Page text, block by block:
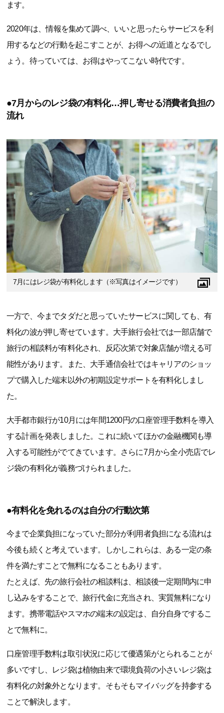
ます。
2020年は、情報を集めて調べ、いいと思ったらサービスを利
用するなどの行動を起こすことが、お得への近道となるでし
ょう。待っていては、お得はやってこない時代です。
●7月からのレジ袋の有料化…押し寄せる消費者負担の
流れ
7月にはレジ袋が有料化します（※写真はイメージです）
一方で、今までタダだと思っていたサービスに関しても、有
料化の波が押し寄せています。大手旅行会社では一部店舗で
旅行の相談料が有料化され、反応次第で対象店舗が増える可
能性があります。また、大手通信会社ではキャリアのショッ
プで購入した端末以外の初期設定サポートを有料化しまし
た。
大手都市銀行が10月には年間1200円の口座管理手数料を導入
する計画を発表しました。これに続いてほかの金融機関も導
入する可能性がでてきています。さらに7月から全小売店でレ
ジ袋の有料化が義務づけられました。
●有料化を免れるのは自分の行動次第
今まで企業負担になっていた部分が利用者負担になる流れは
今後も続くと考えています。しかしこれらは、ある一定の条
件を満たすことで無料になることもあります。
たとえば、先の旅行会社の相談料は、相談後一定期間内に申
し込みをすることで、旅行代金に充当され、実質無料になり
ます。携帯電話やスマホの端末の設定は、自分自身でするこ
とで無料に。
口座管理手数料は取引状況に応じて優遇策がとられることが
多いですし、レジ袋は植物由来で環境負荷の小さいレジ袋は
有料化の対象外となります。そもそもマイバッグを持参する
ことで解決します。